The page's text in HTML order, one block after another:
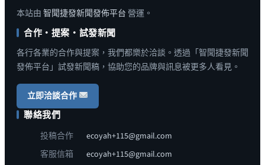
本站由 智聞捷發新聞發佈平台 營運。
合作・提案・試發新聞
各行各業的合作與提案，我們都樂於洽談。透過「智聞捷發新聞
發佈平台」試發新聞稿，協助您的品牌與訊息被更多人看見。
立即洽談合作
聯絡我們
投稿合作
ecoyah+115@gmail.com
客服信箱
ecoyah+115@gmail.com